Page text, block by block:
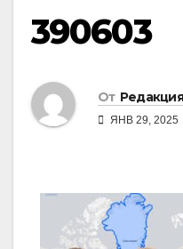
390603
От
ЯНВ 29, 2025